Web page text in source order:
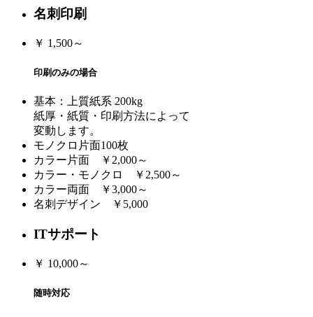
名刺印刷
￥ 1,500～
印刷のみの場合
基本：上質紙系 200kg
紙厚・紙質・印刷方法によって
変動します。
モノクロ片面100枚
カラー片面 ￥2,000～
カラー・モノクロ ￥2,500～
カラー両面 ￥3,000～
名刺デザイン ￥5,000
ITサポート
￥ 10,000～
随時対応